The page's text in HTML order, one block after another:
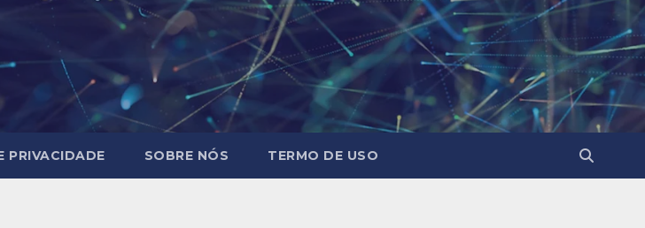
PRIVACIDADE SOBRE NÓS TERMO DE USO